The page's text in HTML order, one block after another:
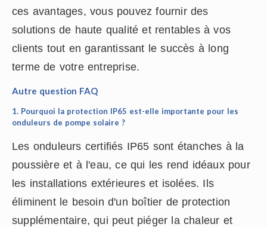
ces avantages, vous pouvez fournir des
solutions de haute qualité et rentables à vos
clients tout en garantissant le succès à long
terme de votre entreprise.
Autre question FAQ
1. Pourquoi la protection IP65 est-elle importante pour les
onduleurs de pompe solaire ?
Les onduleurs certifiés IP65 sont étanches à la
poussière et à l'eau, ce qui les rend idéaux pour
les installations extérieures et isolées. Ils
éliminent le besoin d'un boîtier de protection
supplémentaire, qui peut piéger la chaleur et